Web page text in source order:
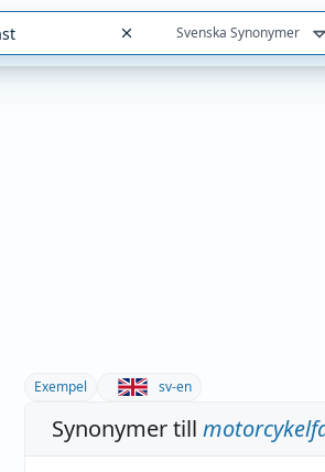
Svenska Synonymer
Exempel sv-en
Synonymer till